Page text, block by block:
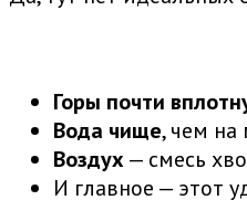
Горы почти
Вода чище, чем на
Воздух— смесь
И главное — этот